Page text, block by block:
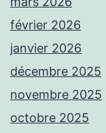
février 2026
janvier 2026
décembre 2025
novembre 2025
octobre 2025